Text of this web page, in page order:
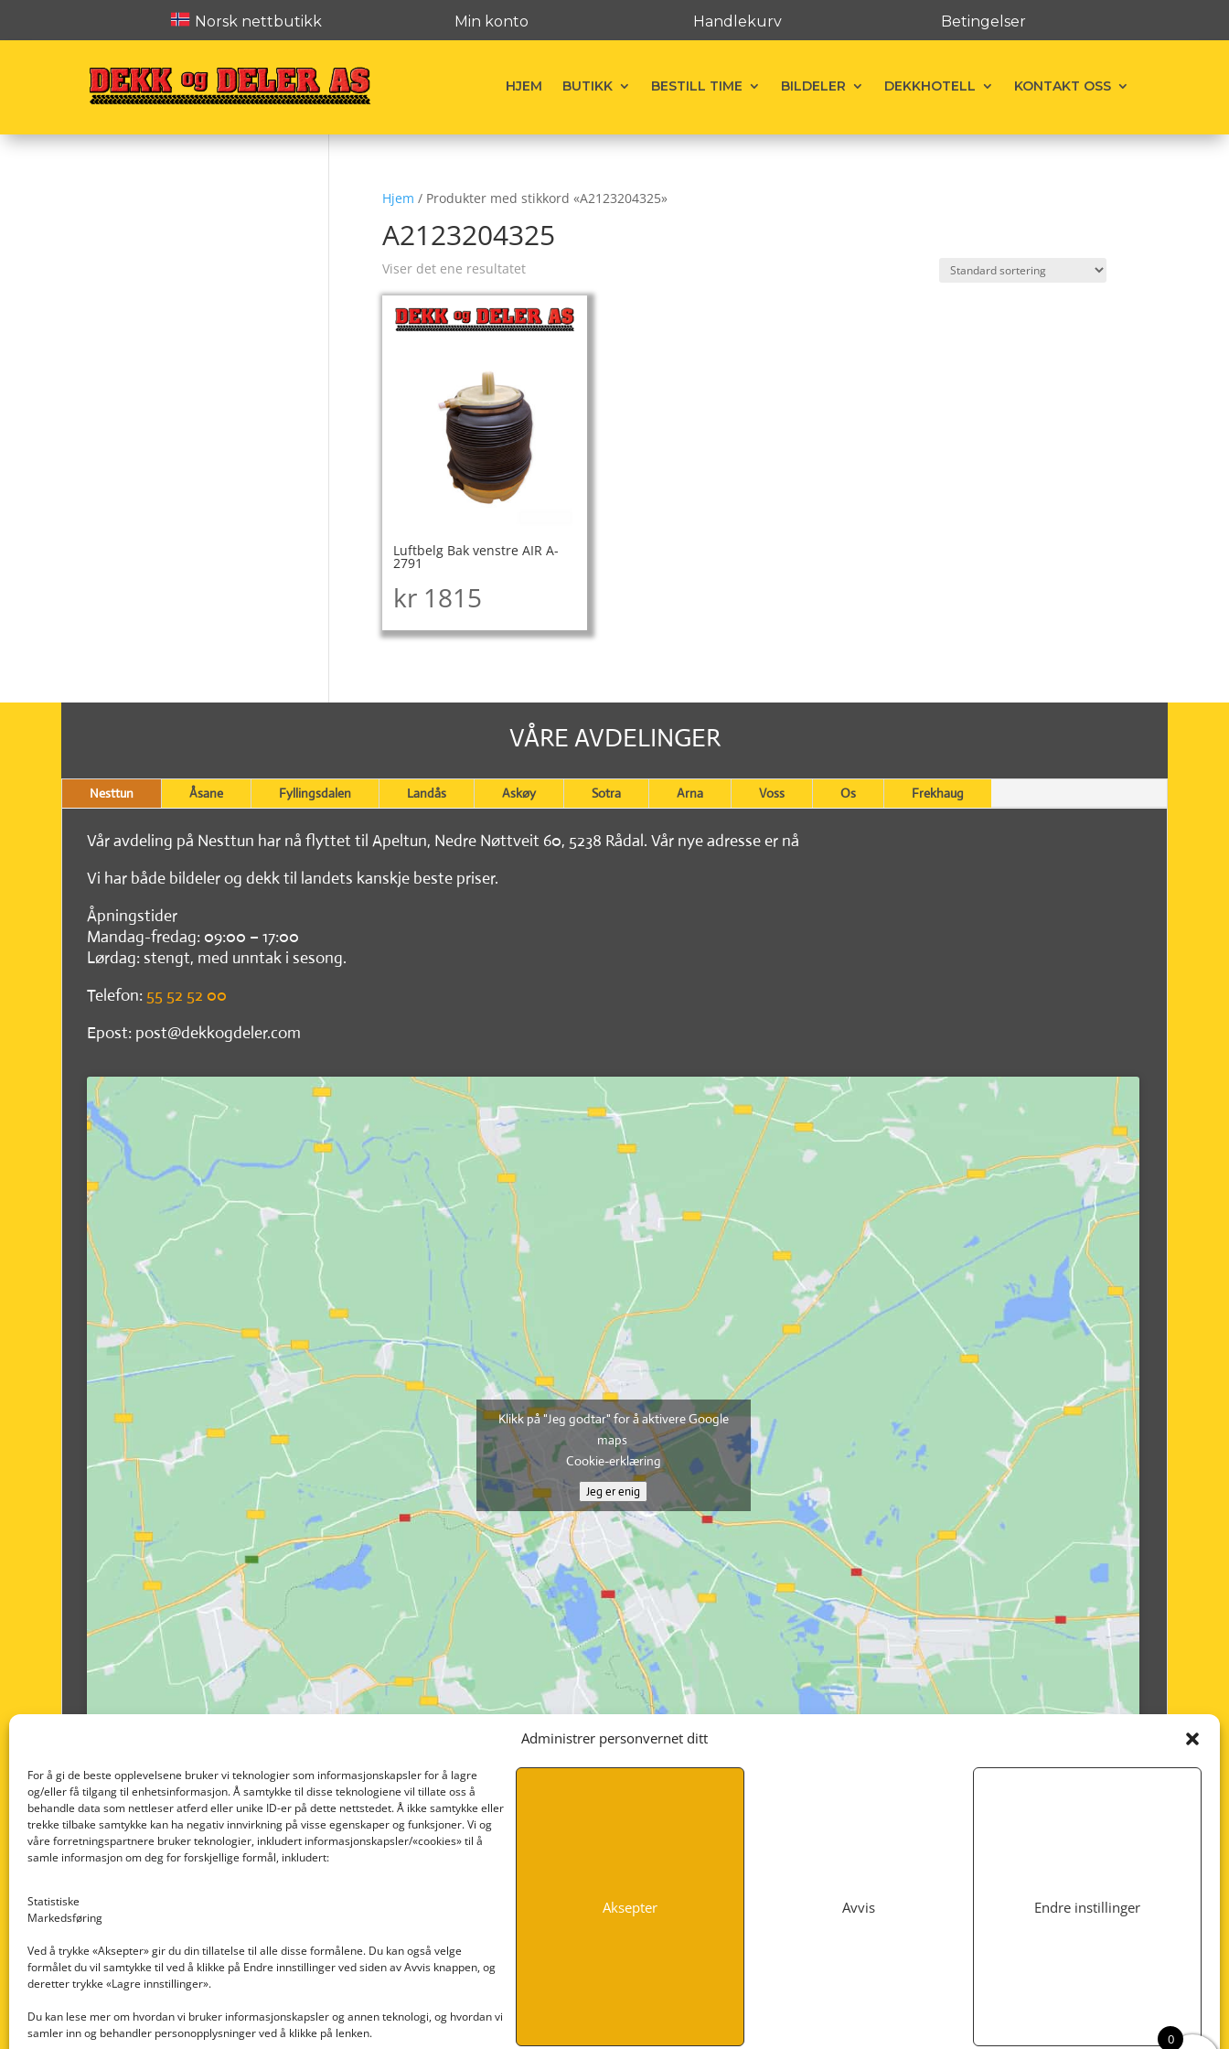
Administrer personvernet ditt
For å gi de beste opplevelsene bruker vi teknologier som informasjonskapsler for å lagre
og/eller få tilgang til enhetsinformasjon. Å samtykke til disse teknologiene vil tillate oss å
behandle data som nettleser atferd eller unike ID-er på dette nettstedet. Å ikke samtykke eller
trekke tilbake samtykke kan ha negativ innvirkning på visse egenskaper og funksjoner. Vi og
våre forretningspartnere bruker teknologier, inkludert informasjonskapsler/«cookies» til å
samle informasjon om deg for forskjellige formål, inkludert:
Statistiske
Markedsføring
Ved å trykke «Aksepter» gir du din tillatelse til alle disse formålene. Du kan også velge
formålet du vil samtykke til ved å klikke på Endre innstillinger ved siden av Avvis knappen, og
deretter trykke «Lagre innstillinger».
Du kan lese mer om hvordan vi bruker informasjonskapsler og annen teknologi, og hvordan vi
samler inn og behandler personopplysninger ved å klikke på lenken.
Aksepter Avvis Endre instillinger
Norsk nettbutikk Min konto Handlekurv Betingelser
HJEM BUTIKK BESTILL TIME BILDELER DEKKHOTELL KONTAKT OSS
Hjem / Produkter med stikkord «A2123204325»
A2123204325
Viser det ene resultatet
Luftbelg Bak venstre AIR A-
2791
kr1815
VÅRE AVDELINGER
Nesttun Åsane Fyllingsdalen Landås Askøy Sotra Arna Voss Os Frekhaug
Vår avdeling på Nesttun har nå flyttet til Apeltun, Nedre Nøttveit 60, 5238 Rådal. Vår nye adresse er nå
Vi har både bildeler og dekk til landets kanskje beste priser.
Åpningstider
Mandag-fredag: 09:00 – 17:00
Lørdag: stengt, med unntak i sesong.
Telefon: 55 52 52 00
Epost: post@dekkogdeler.com
Klikk på "Jeg godtar" for å aktivere Google
maps
Cookie-erklæring
Jeg er enig
Nedre Nøttveit 60, 5238 Rådal
Email: post@dekkogdeler.com
Org. nr: 996430022
INFORMASJON
0